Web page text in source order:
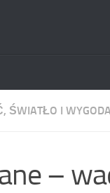
ŚWIATŁO I WYGODA
–